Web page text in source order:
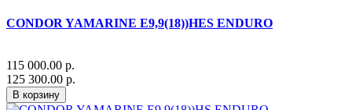
CONDOR YAMARINE E9,9(18))HES ENDURO
115 000.00 р.
125 300.00 р.
В корзину